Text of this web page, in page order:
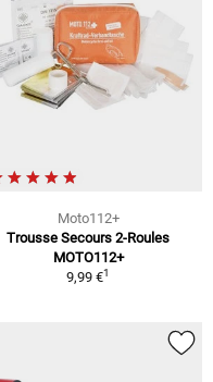
Moto112+
Trousse Secours 2-Roules
MOTO112+
9,99 €1